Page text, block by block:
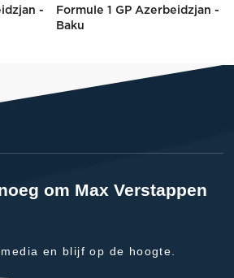
-
Formule 1 GP Azerbeidzjan -
Baku
om Max Verstappen
en blijf op de hoogte.